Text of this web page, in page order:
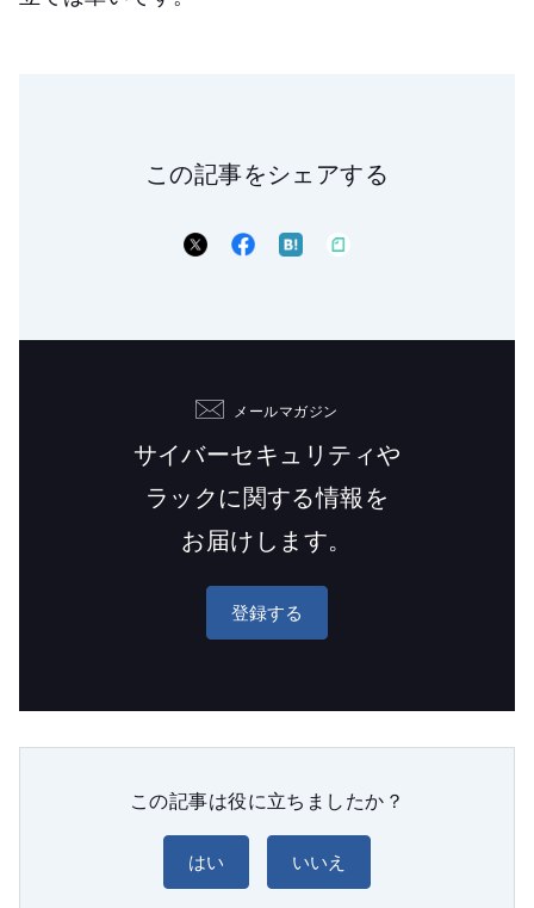
この記事をシェアする
メールマガジン
サイバーセキュリティや
ラックに関する情報を
お届けします。
登録する
この記事は役に立ちましたか？
はい いいえ